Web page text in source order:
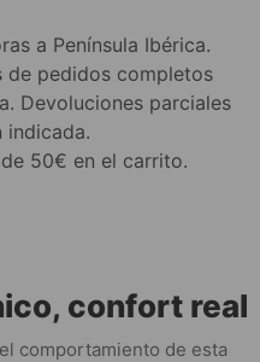
a Península Ibérica.
de pedidos completos
Devoluciones parciales
indicada.
50€ en el carrito.
confort real
comportamiento de esta